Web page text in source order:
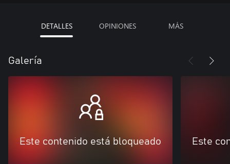
DETALLES OPINIONES MÁS
Galería
Este contenido está bloqueado Este